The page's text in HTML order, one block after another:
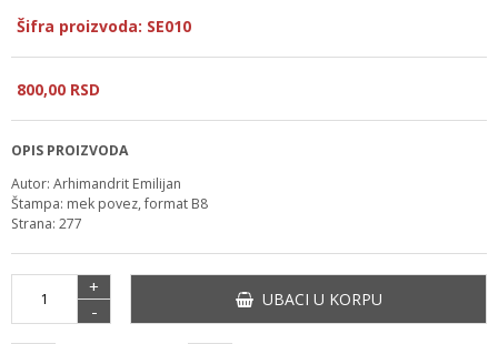
Šifra proizvoda: SE010
800,00 RSD
OPIS PROIZVODA
Autor: Arhimandrit Emilijan
Štampa: mek povez, format B8
Strana: 277
+
-
UBACI U KORPU